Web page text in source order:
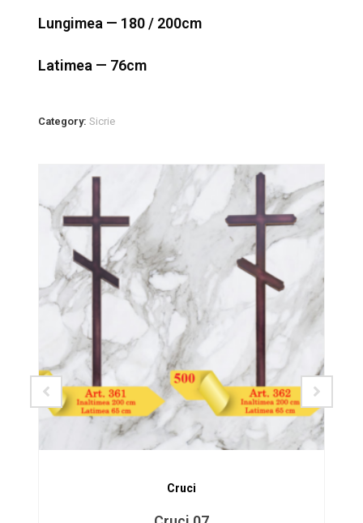
Lungimea — 180 / 200cm
Latimea — 76cm
Category:Sicrie
SALE!
Cruci